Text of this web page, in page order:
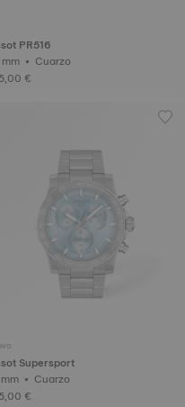
PR516
40 mm • Cuarzo
€
Supersport
42 mm • Cuarzo
€